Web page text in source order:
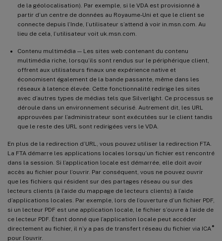
de la géolocalisation). Par exemple, si le VDA est provisionné à
partir d’un centre de données au Royaume-Uni et que le client se
connecte depuis l’Inde, l’utilisateur s’attend à voir in.msn.com. Au
lieu de cela, l’utilisateur voit uk.msn.com.
Contenu multimédia — Les sites web contenant du contenu
multimédia riche, lorsqu’ils sont rendus sur le périphérique client,
offrent aux utilisateurs finaux une expérience native et
économisent également de la bande passante, même dans les
réseaux à latence élevée. Cette fonctionnalité redirige les sites
avec d’autres types de médias tels que Silverlight. Ce processus se
déroule dans un environnement sécurisé. Autrement dit, les URL
approuvées par l’administrateur sont exécutées sur le client tandis
que le reste des URL sont redirigées vers le VDA.
En plus de la redirection d’URL, vous pouvez utiliser la redirection FTA.
La FTA démarre les applications locales lorsqu’un fichier est rencontré
dans la session. Si l’application locale est démarrée, elle doit avoir
accès au fichier pour l’ouvrir. Par conséquent, vous ne pouvez ouvrir
que les fichiers qui résident sur des partages réseau ou sur des
lecteurs clients (à l’aide du mappage de lecteurs clients) à l’aide
d’applications locales. Par exemple, lors de l’ouverture d’un fichier PDF,
si un lecteur PDF est une application locale, le fichier s’ouvre à l’aide de
ce lecteur PDF. Étant donné que l’application locale peut accéder
directement au fichier, il n’y a pas de transfert réseau du fichier via ICA ®
pour l’ouvrir.